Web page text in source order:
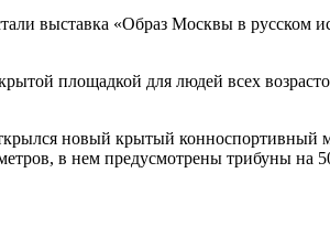
выставка «Образ Москвы в русском
площадкой для людей всех
новый крытый
в нем предусмотрены трибуны на